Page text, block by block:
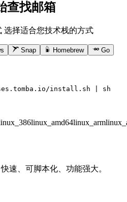
查找邮箱
选择适合您技术栈的方式
Snap Homebrew
Go
install.sh | sh
linux_amd64linux_arm
速、可脚本化、功能强大。